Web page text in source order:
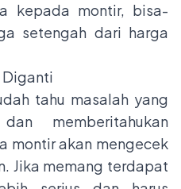
kepada montir, bisa-
setengah dari harga
Diganti
tahu masalah yang
memberitahukan
montir akan mengecek
Jika memang terdapat